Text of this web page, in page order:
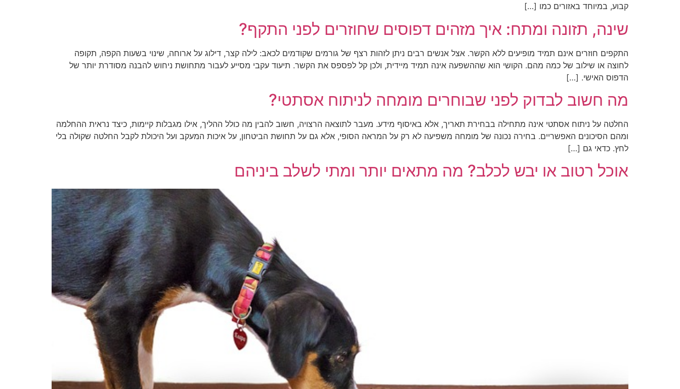
קבוע, במיוחד באזורים כמו […]
שינה, תזונה ומתח: איך מזהים דפוסים שחוזרים לפני התקף?
התקפים חוזרים אינם תמיד מופיעים ללא הקשר. אצל אנשים רבים ניתן לזהות רצף של גורמים שקודמים לכאב: לילה קצר, דילוג על ארוחה, שינוי בשעות הקפה, תקופה
לחוצה או שילוב של כמה מהם. הקושי הוא שההשפעה אינה תמיד מיידית, ולכן קל לפספס את הקשר. תיעוד עקבי מסייע לעבור מתחושת ניחוש להבנה מסודרת יותר של
הדפוס האישי. […]
מה חשוב לבדוק לפני שבוחרים מומחה לניתוח אסתטי?
החלטה על ניתוח אסתטי אינה מתחילה בבחירת תאריך, אלא באיסוף מידע. מעבר לתוצאה הרצויה, חשוב להבין מה כולל ההליך, אילו מגבלות קיימות, כיצד נראית ההחלמה
ומהם הסיכונים האפשריים. בחירה נכונה של מומחה משפיעה לא רק על המראה הסופי, אלא גם על תחושת הביטחון, על איכות המעקב ועל היכולת לקבל החלטה שקולה בלי
לחץ. כדאי גם […]
אוכל רטוב או יבש לכלב? מה מתאים יותר ומתי לשלב ביניהם